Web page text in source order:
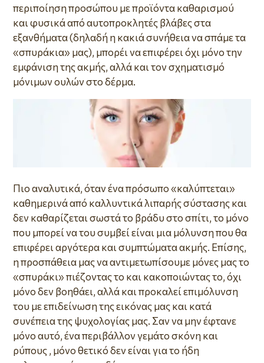
περιποίηση προσώπου με προϊόντα καθαρισμού
και φυσικά από αυτοπροκλητές βλάβες στα
εξανθήματα (δηλαδή η κακιά συνήθεια να σπάμε τα
«σπυράκια» μας), μπορέι να επιφέρει όχι μόνο την
εμφάνιση της ακμής, αλλά και τον σχηματισμό
μόνιμων ουλών στο δέρμα.
Πιο αναλυτικά, όταν ένα πρόσωπο «καλύπτεται»
καθημερινά από καλλυντικά λιπαρής σύστασης και
δεν καθαρίζεται σωστά το βράδυ στο σπίτι, το μόνο
που μπορεί να του συμβεί είναι μια μόλυνση που θα
επιφέρει αργότερα και συμπτώματα ακμής. Επίσης,
η προσπάθεια μας να αντιμετωπίσουμε μόνες μας το
«σπυράκι» πιέζοντας το και κακοποιώντας το, όχι
μόνο δεν βοηθάει, αλλά και προκαλεί επιμόλυνση
του με επιδείνωση της εικόνας μας και κατά
συνέπεια της ψυχολογίας μας. Σαν να μην έφτανε
μόνο αυτό, ένα περιβάλλον γεμάτο σκόνη και
ρύπους , μόνο θετικό δεν είναι για το ήδη